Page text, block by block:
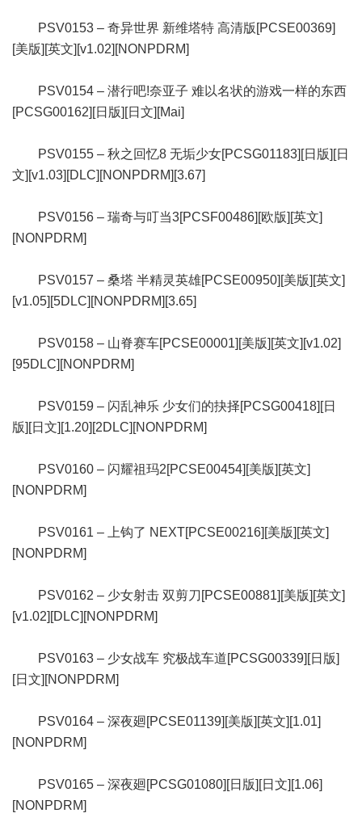
PSV0153 – 奇异世界 新维塔特 高清版[PCSE00369]
[美版][英文][v1.02][NONPDRM]
PSV0154 – 潜行吧!奈亚子 难以名状的游戏一样的东西
[PCSG00162][日版][日文][Mai]
PSV0155 – 秋之回忆8 无垢少女[PCSG01183][日版][日
文][v1.03][DLC][NONPDRM][3.67]
PSV0156 – 瑞奇与叮当3[PCSF00486][欧版][英文]
[NONPDRM]
PSV0157 – 桑塔 半精灵英雄[PCSE00950][美版][英文]
[v1.05][5DLC][NONPDRM][3.65]
PSV0158 – 山脊赛车[PCSE00001][美版][英文][v1.02]
[95DLC][NONPDRM]
PSV0159 – 闪乱神乐 少女们的抉择[PCSG00418][日
版][日文][1.20][2DLC][NONPDRM]
PSV0160 – 闪耀祖玛2[PCSE00454][美版][英文]
[NONPDRM]
PSV0161 – 上钩了 NEXT[PCSE00216][美版][英文]
[NONPDRM]
PSV0162 – 少女射击 双剪刀[PCSE00881][美版][英文]
[v1.02][DLC][NONPDRM]
PSV0163 – 少女战车 究极战车道[PCSG00339][日版]
[日文][NONPDRM]
PSV0164 – 深夜廻[PCSE01139][美版][英文][1.01]
[NONPDRM]
PSV0165 – 深夜廻[PCSG01080][日版][日文][1.06]
[NONPDRM]